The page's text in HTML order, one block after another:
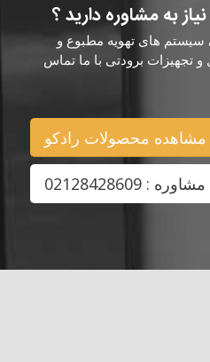
به مشاوره دارید ؟
های تهویه مطبوع و
تجهیزات برودتی با ما تماس
مشاهده محصولات رادکو
مشاوره : 02128428609